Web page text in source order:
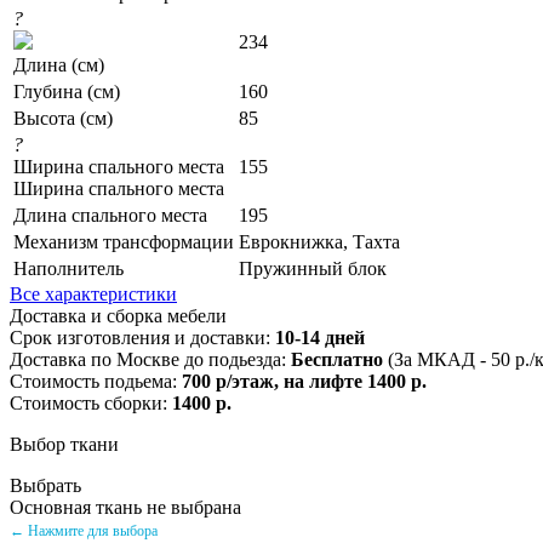
?
Длина (см)
234
Глубина (см)
160
Высота (см)
85
?
Ширина спального места
Ширина спального места
155
Длина спального места
195
Механизм трансформации Еврокнижка, Тахта
Наполнитель
Пружинный блок
Все характеристики
Доставка и сборка мебели
Срок изготовления и доставки: 10-14 дней
Доставка по Москве до подьезда: Бесплатно (За МКАД - 50 р./
Стоимость подьема: 700 р/этаж, на лифте 1400 р.
Стоимость сборки: 1400 р.
Выбор ткани
Выбрать
Основная ткань не выбрана
← Нажмите для выбора